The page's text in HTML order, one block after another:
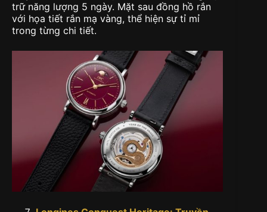
trữ năng lượng 5 ngày. Mặt sau đồng hồ rắn
với họa tiết rắn mạ vàng, thể hiện sự tỉ mỉ
trong từng chi tiết.